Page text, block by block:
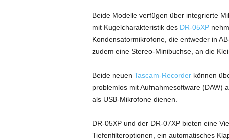
Beide Modelle verfügen über integrierte
mit Kugelcharakteristik desDR-05XP
Kondensatormikrofone, die entweder in
zudem eine Stereo-Minibuchse, an die
Beide neuen Tascam-Recorderkönnen
problemlos mit Aufnahmesoftware (DAW)
als USB-Mikrofone dienen.
DR-05XP und der DR-07XP bieten eine
Tiefenfilteroptionen, ein automatisches